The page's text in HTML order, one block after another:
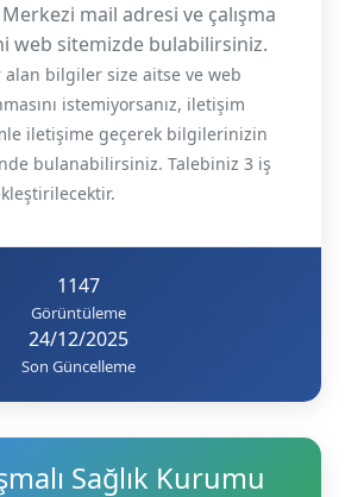
mail adresi ve çalışma
web sitemizde bulabilirsiniz.
alan bilgiler size aitse ve web
istemiyorsanız, iletişim
iletişime geçerek bilgilerinizin
bulanabilirsiniz. Talebiniz 3 iş
1147
Görüntüleme
24/12/2025
Son Güncelleme
Sağlık Kurumu